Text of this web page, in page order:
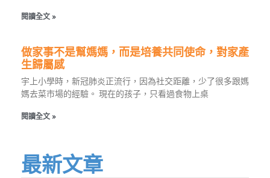
閱讀全文 »
做家事不是幫媽媽，而是培養共同使命，對家產
生歸屬感
宇上小學時，新冠肺炎正流行，因為社交距離，少了很多跟媽
媽去菜市場的經驗。 現在的孩子，只看過食物上桌
閱讀全文 »
最新文章